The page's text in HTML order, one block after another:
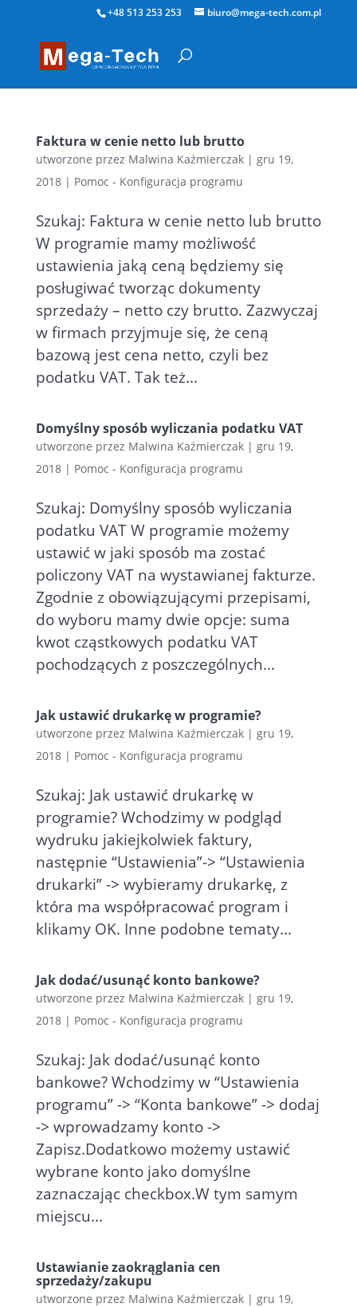
+48 513 253 253 biuro@mega-tech.com.pl
Faktura w cenie netto lub brutto
utworzone przez Malwina Kaźmierczak| gru 19,
2018| Pomoc - Konfiguracja programu
Szukaj: Faktura w cenie netto lub brutto
W programie mamy możliwość
ustawienia jaką ceną będziemy się
posługiwać tworząc dokumenty
sprzedaży – netto czy brutto. Zazwyczaj
w firmach przyjmuje się, że ceną
bazową jest cena netto, czyli bez
podatku VAT. Tak też...
Domyślny sposób wyliczania podatku VAT
utworzone przez Malwina Kaźmierczak| gru 19,
2018| Pomoc - Konfiguracja programu
Szukaj: Domyślny sposób wyliczania
podatku VAT W programie możemy
ustawić w jaki sposób ma zostać
policzony VAT na wystawianej fakturze.
Zgodnie z obowiązującymi przepisami,
do wyboru mamy dwie opcje: suma
kwot cząstkowych podatku VAT
pochodzących z poszczególnych...
Jak ustawić drukarkę w programie?
utworzone przez Malwina Kaźmierczak| gru 19,
2018| Pomoc - Konfiguracja programu
Szukaj: Jak ustawić drukarkę w
programie? Wchodzimy w podgląd
wydruku jakiejkolwiek faktury,
następnie “Ustawienia”-> “Ustawienia
drukarki” -> wybieramy drukarkę, z
która ma współpracować program i
klikamy OK. Inne podobne tematy...
Jak dodać/usunąć konto bankowe?
utworzone przez Malwina Kaźmierczak| gru 19,
2018| Pomoc - Konfiguracja programu
Szukaj: Jak dodać/usunąć konto
bankowe? Wchodzimy w “Ustawienia
programu” -> “Konta bankowe” -> dodaj
-> wprowadzamy konto ->
Zapisz.Dodatkowo możemy ustawić
wybrane konto jako domyślne
zaznaczając checkbox.W tym samym
miejscu...
Ustawianie zaokrąglania cen
sprzedaży/zakupu
utworzone przez Malwina Kaźmierczak| gru 19,